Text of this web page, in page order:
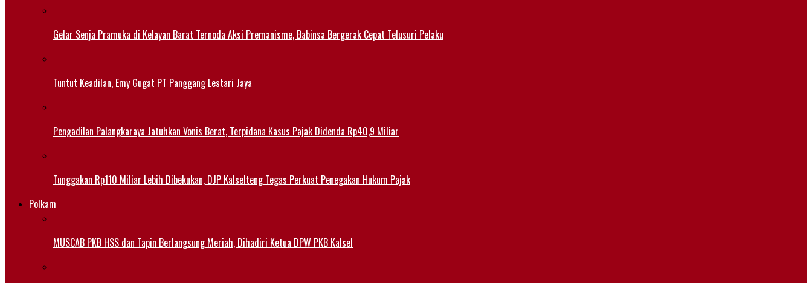
Gelar Senja Pramuka di Kelayan Barat Ternoda Aksi Premanisme, Babinsa Bergerak Cepat Telusuri Pelaku
Tuntut Keadilan, Emy Gugat PT Panggang Lestari Jaya
Pengadilan Palangkaraya Jatuhkan Vonis Berat, Terpidana Kasus Pajak Didenda Rp40,9 Miliar
Tunggakan Rp110 Miliar Lebih Dibekukan, DJP Kalselteng Tegas Perkuat Penegakan Hukum Pajak
Polkam
MUSCAB PKB HSS dan Tapin Berlangsung Meriah, Dihadiri Ketua DPW PKB Kalsel